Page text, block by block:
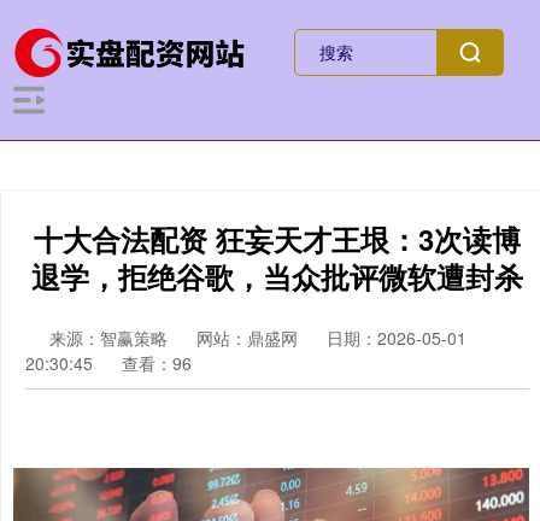
十大合法配资 狂妄天才王垠：3次读博
退学，拒绝谷歌，当众批评微软遭封杀
来源：智赢策略 网站：鼎盛网
日期：2026-05-01
20:30:45
查看：96